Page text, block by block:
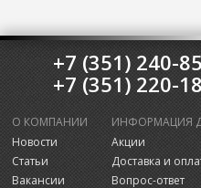
+7 (351) 240-
+7 (351) 220-
О КОМПАНИИ
Новости
Статьи
Вакансии
ИНФОРМАЦИЯ
Акции
Доставка и
Вопрос-ответ